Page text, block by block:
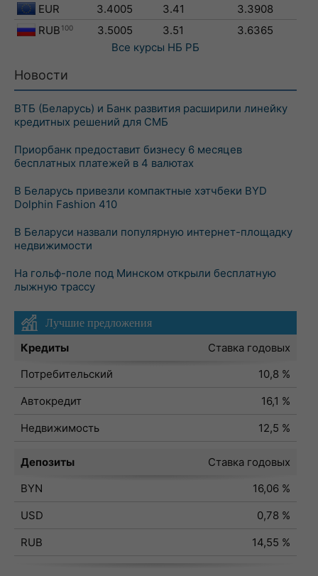
EUR
3.4005 3.41
3.3908
RUB 100 3.5005 3.51
3.6365
Все курсы НБ РБ
Новости
ВТБ (Беларусь) и Банк развития расширили линейку
кредитных решений для СМБ
Приорбанк предоставит бизнесу 6 месяцев
бесплатных платежей в 4 валютах
В Беларусь привезли компактные хэтчбеки BYD
Dolphin Fashion 410
В Беларуси назвали популярную интернет-площадку
недвижимости
На гольф-поле под Минском открыли бесплатную
лыжную трассу
Лучшие предложения
Кредиты
Ставка годовых
Потребительский
10,8 %
Автокредит
16,1 %
Недвижимость
12,5 %
Депозиты
Ставка годовых
BYN
16,06 %
USD
0,78 %
RUB
14,55 %